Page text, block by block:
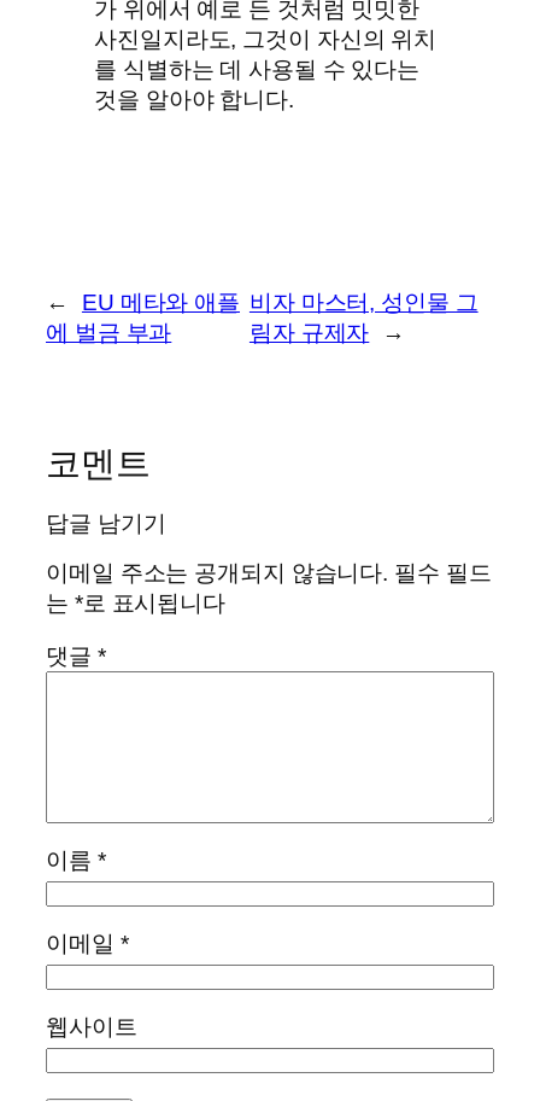
가 위에서 예로 든 것처럼 밋밋한
사진일지라도, 그것이 자신의 위치
를 식별하는 데 사용될 수 있다는
것을 알아야 합니다.
←
EU 메타와 애플
에 벌금 부과
비자 마스터, 성인물 그
림자 규제자
→
코멘트
답글 남기기
이메일 주소는 공개되지 않습니다. 필수 필드
는 *로 표시됩니다
댓글 *
이름 *
이메일 *
웹사이트